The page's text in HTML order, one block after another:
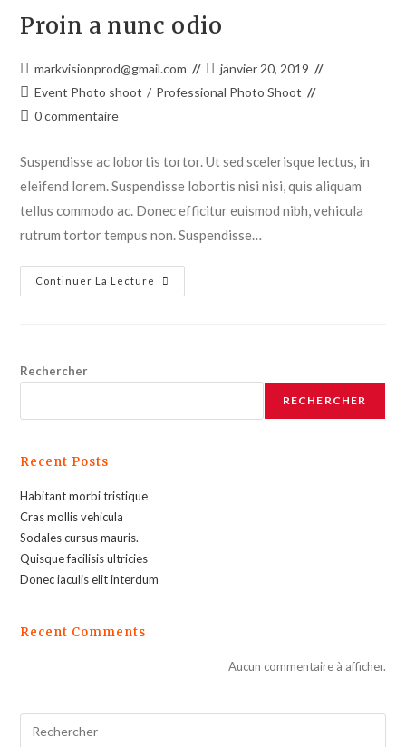
Proin a nunc odio
markvisionprod@gmail.com
janvier 20, 2019
Event Photo shoot / Professional Photo Shoot
0 commentaire
Suspendisse ac lobortis tortor. Ut sed scelerisque lectus, in
eleifend lorem. Suspendisse lobortis nisi nisi, quis aliquam
tellus commodo ac. Donec efficitur euismod nibh, vehicula
rutrum tortor tempus non. Suspendisse…
Continuer La Lecture
Rechercher
RECHERCHER
Recent Posts
Habitant morbi tristique
Cras mollis vehicula
Sodales cursus mauris.
Quisque facilisis ultricies
Donec iaculis elit interdum
Recent Comments
Aucun commentaire à afficher.